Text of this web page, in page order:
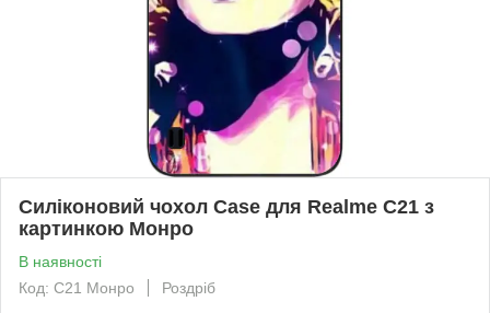
Силіконовий чохол Case для Realme C21 з
картинкою Монро
В наявності
Код: C21 Монро
Роздріб